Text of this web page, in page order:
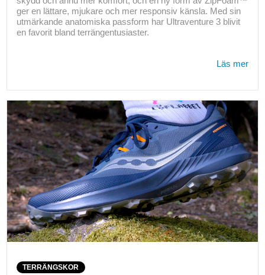
ger en lättare, mjukare och mer responsiv känsla. Med sin
utmärkande anatomiska passform har Ultraventure 3 blivit
en favorit bland terrängentusiaster.
Läs mer
TERRÄNGSKOR